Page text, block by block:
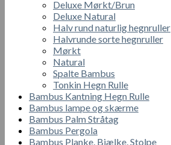
Deluxe Mørkt/Brun
Deluxe Natural
Halv rund naturlig hegnruller
Halvrunde sorte hegnruller
Mørkt
Natural
Spalte Bambus
Tonkin Hegn Rulle
Bambus Kantning Hegn Rulle
Bambus lampe og skærme
Bambus Palm Stråtag
Bambus Pergola
Bambus Planke, Bjælke, Stolpe